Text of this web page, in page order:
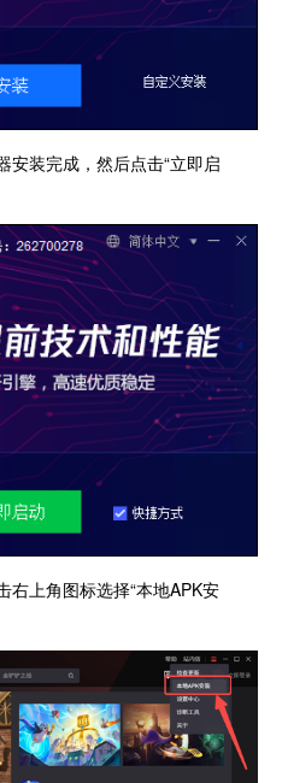
装完成，然后点击“立即启
上角图标选择“本地APK安